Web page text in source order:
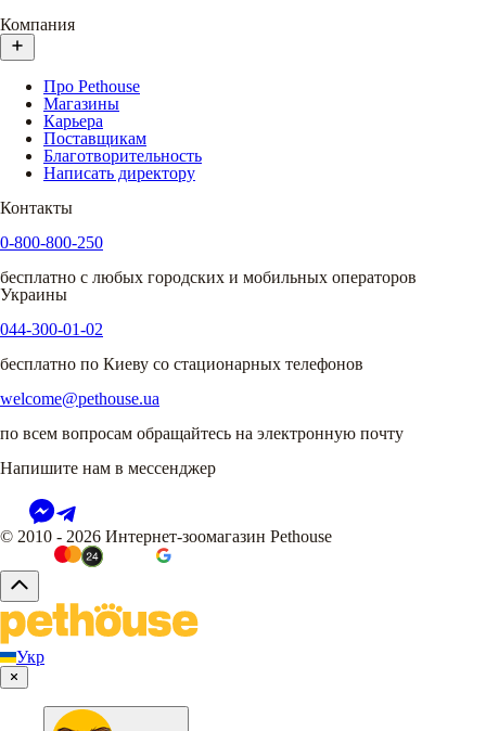
Компания
Про Pethouse
Магазины
Карьера
Поставщикам
Благотворительность
Написать директору
Контакты
0-800-800-250
бесплатно с любых городских и мобильных операторов
Украины
044-300-01-02
бесплатно по Киеву со стационарных телефонов
welcome@pethouse.ua
по всем вопросам обращайтесь на электронную почту
Напишите нам в мессенджер
© 2010 - 2026 Интернет-зоомагазин Pethouse
Укр